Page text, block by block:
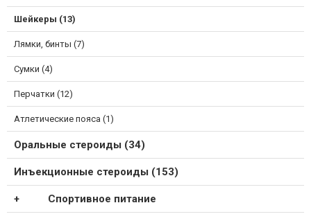
Шейкеры (13)
Лямки, бинты (7)
Сумки (4)
Перчатки (12)
Атлетические пояса (1)
Оральные стероиды (34)
Инъекционные стероиды (153)
Спортивное питание